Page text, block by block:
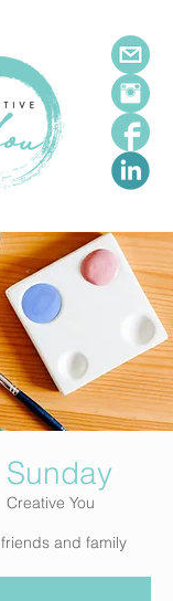
Creative You
and family